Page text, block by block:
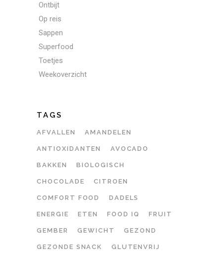
Ontbijt
Op reis
Sappen
Superfood
Toetjes
Weekoverzicht
TAGS
AFVALLEN AMANDELEN
ANTIOXIDANTEN AVOCADO
BAKKEN BIOLOGISCH
CHOCOLADE CITROEN
COMFORT FOOD DADELS
ENERGIE ETEN FOOD IQ FRUIT
GEMBER GEWICHT GEZOND
GEZONDE SNACK GLUTENVRIJ